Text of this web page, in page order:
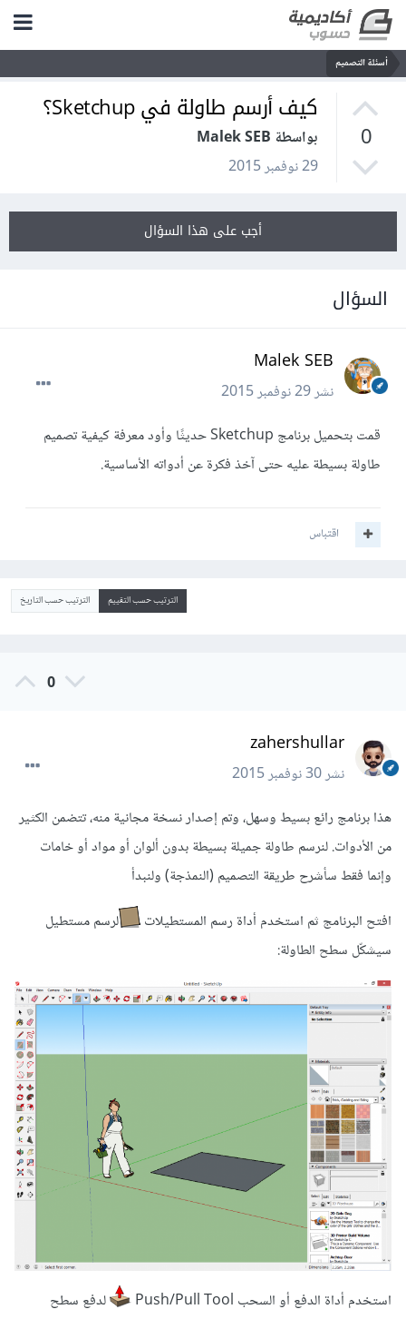
أسئلة التصميم
0
كيف أرسم طاولة في Sketchup؟
بواسطة Malek SEB
29 نوفمبر 2015
أجب على هذا السؤال
السؤال
Malek SEB
نشر29 نوفمبر 2015
قمت بتحميل برنامج Sketchup حديثًا وأود معرفة كيفية تصميم
طاولة بسيطة عليه حتى آخذ فكرة عن أدواته الأساسية.
اقتباس
الترتيب حسب التقييم الترتيب حسب التاريخ
0
zahershullar
نشر30 نوفمبر 2015
هذا برنامج رائع بسيط وسهل، وتم إصدار نسخة مجانية منه، تتضمن الكثير
من الأدوات. لنرسم طاولة جميلة بسيطة بدون ألوان أو مواد أو خامات
وإنما فقط سأشرح طريقة التصميم (النمذجة) ولنبدأ
افتح البرنامج ثم استخدم أداة رسم المستطيلات
لرسم مستطيل
سيشكّل سطح الطاولة:
استخدم أداة الدفع أو السحب Push/Pull Tool
لدفع سطح